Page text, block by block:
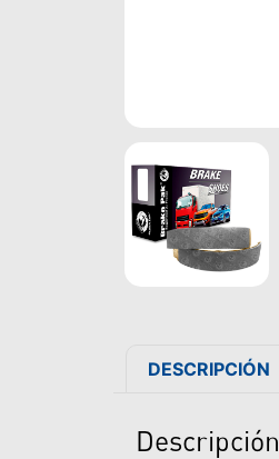
DESCRIPCIÓN
Descripción